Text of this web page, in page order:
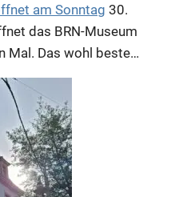
am Sonntag 30.
das BRN-Museum
Mal. Das wohl beste…